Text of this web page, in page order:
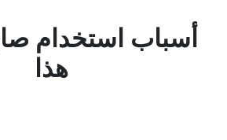
أسباب استخدام
هذا